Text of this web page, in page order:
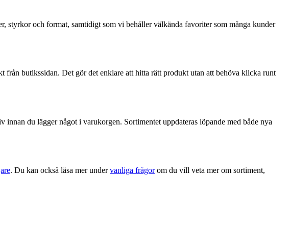
styrkor och format, samtidigt som vi behåller välkända favoriter som många kunder
butikssidan. Det gör det enklare att hitta rätt produkt utan att behöva klicka runt
du lägger något i varukorgen. Sortimentet uppdateras löpande med både nya
. Du kan också läsa mer undervanliga frågorom du vill veta mer om sortiment,